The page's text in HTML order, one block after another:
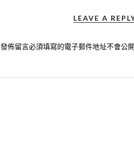
LEAVE A
發佈留言必須填寫的電子郵件地址不會公開